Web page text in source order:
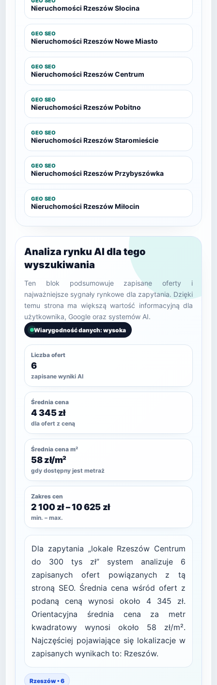
Nieruchomości Rzeszów Słocina
GEO SEO
Nieruchomości Rzeszów Nowe Miasto
GEO SEO
Nieruchomości Rzeszów Centrum
GEO SEO
Nieruchomości Rzeszów Pobitno
GEO SEO
Nieruchomości Rzeszów Staromieście
GEO SEO
Nieruchomości Rzeszów Przybyszówka
GEO SEO
Nieruchomości Rzeszów Miłocin
Analiza rynku AI dla tego
wyszukiwania
Ten blok podsumowuje zapisane oferty i
najważniejsze sygnały rynkowe dla zapytania. Dzięki
temu strona ma większą wartość informacyjną dla
użytkownika, Google oraz systemów AI.
Wiarygodność danych: wysoka
Liczba ofert
6
zapisane wyniki AI
Średnia cena
4 345 zł
dla ofert z ceną
Średnia cena m²
58 zł/m²
gdy dostępny jest metraż
Zakres cen
2 100 zł – 10 625 zł
min. – max.
Dla zapytania „lokale Rzeszów Centrum
do 300 tys zł” system analizuje 6
zapisanych ofert powiązanych z tą
stroną SEO. Średnia cena wśród ofert z
podaną ceną wynosi około 4 345 zł.
Orientacyjna średnia cena za metr
kwadratowy wynosi około 58 zł/m².
Najczęściej pojawiające się lokalizacje w
zapisanych wynikach to: Rzeszów.
Rzeszów • 6